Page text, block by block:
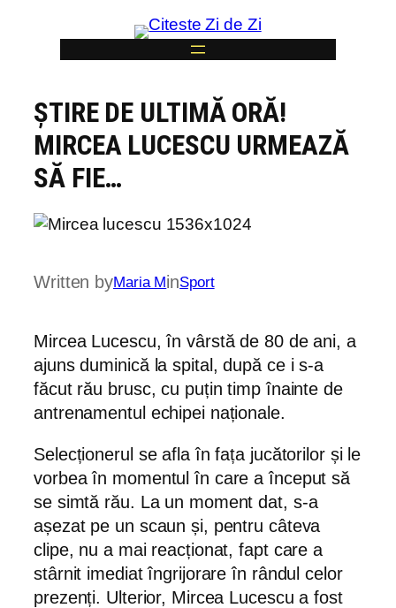
content
ȘTIRE DE ULTIMĂ ORĂ!
MIRCEA LUCESCU URMEAZĂ
SĂ FIE…
Written byMaria MinSport
Mircea Lucescu, în vârstă de 80 de ani, a
ajuns duminică la spital, după ce i s-a
făcut rău brusc, cu puțin timp înainte de
antrenamentul echipei naționale.
Selecționerul se afla în fața jucătorilor și le
vorbea în momentul în care a început să
se simtă rău. La un moment dat, s-a
așezat pe un scaun și, pentru câteva
clipe, nu a mai reacționat, fapt care a
stârnit imediat îngrijorare în rândul celor
prezenți. Ulterior, Mircea Lucescu a fost
6